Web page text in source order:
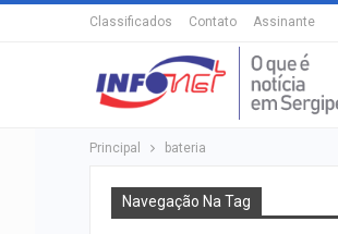
Classificados Contato Assinante
Principal bateria
Navegação Na Tag